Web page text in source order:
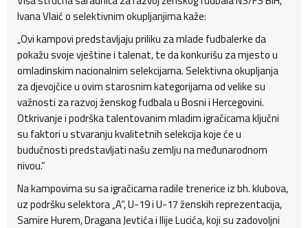
Ivana Vlaić o selektivnim okupljanjima kaže:
„Ovi kampovi predstavljaju priliku za mlade fudbalerke da
pokažu svoje vještine i talenat, te da konkurišu za mjesto u
omladinskim nacionalnim selekcijama. Selektivna okupljanja
za djevojčice u ovim starosnim kategorijama od velike su
važnosti za razvoj ženskog fudbala u Bosni i Hercegovini.
Otkrivanje i podrška talentovanim mladim igračicama ključni
su faktori u stvaranju kvalitetnih selekcija koje će u
budućnosti predstavljati našu zemlju na međunarodnom
nivou.“
Na kampovima su sa igračicama radile trenerice iz bh. klubova,
uz podršku selektora „A“, U-19 i U-17 ženskih reprezentacija,
Samire Hurem, Dragana Jevtića i Ilije Lucića, koji su zadovoljni